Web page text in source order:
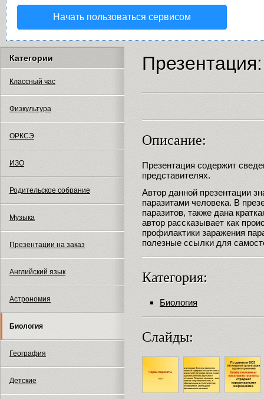
Начать пользоваться сервисом
Категории
Классный час
Физкультура
ОРКСЭ
ИЗО
Родительское собрание
Музыка
Презентации на заказ
Английский язык
Астрономия
Биология
География
Детские
Описание:
Презентация содержит
представителях.
Автор данной презентации
паразитами человека. В
паразитов, также дана
автор рассказывает как
профилактики заражения
полезные ссылки для
Категория:
Биология
Слайды: